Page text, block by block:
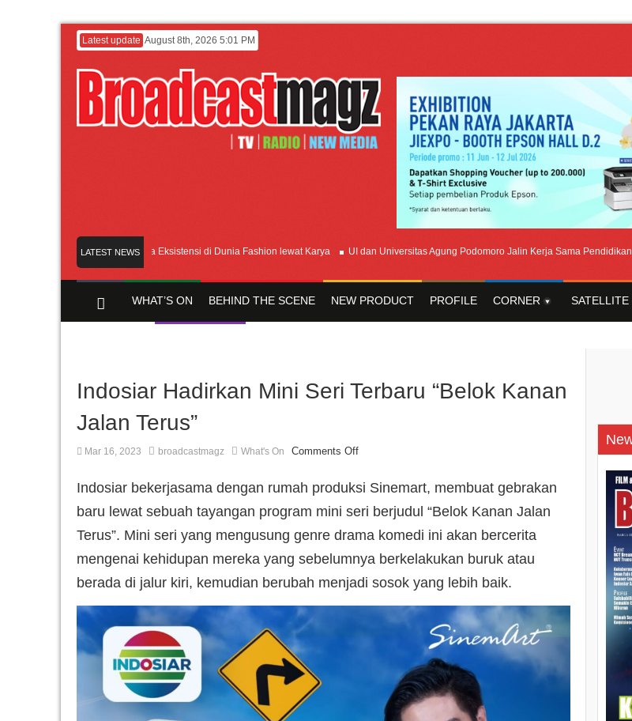
Latest update August 8th, 2026 5:01 PM
LATEST NEWS
Lenny Ivylen: 26 Tahun Jaga Eksistensi di Dunia Fashion lewat Karya UI dan Universitas Agung Podomoro Jalin Kerja Sama Pendidikan dan
WHAT’S ON BEHIND THE SCENE NEW PRODUCT PROFILE CORNER SATELLITE
Indosiar Hadirkan Mini Seri Terbaru “Belok Kanan
Jalan Terus”
Mar 16, 2023 broadcastmagz What's On Comments Off
Indosiar bekerjasama dengan rumah produksi Sinemart, membuat gebrakan
baru lewat sebuah tayangan program mini seri berjudul “Belok Kanan Jalan
Terus”. Mini seri yang mengusung genre drama komedi ini akan bercerita
mengenai kehidupan mereka yang sebelumnya berkelakukan buruk atau
berada di jalur kiri, kemudian berubah menjadi sosok yang lebih baik.